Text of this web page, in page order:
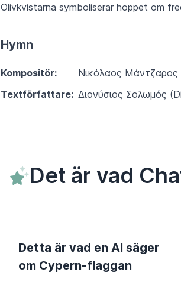
Olivkvistarna symboliserar hoppet om
Hymn
Kompositör:
Νικόλαος
Textförfattare: Διονύσιος Σολωμός
Det är vad
Detta är vad en AI säger
om Cypern-flaggan